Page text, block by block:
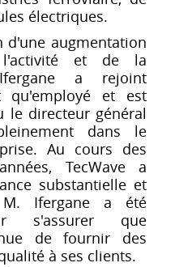
électriques.
d'une augmentation
l'activité et de la
a rejoint
qu'employé et est
le directeur général
dans le
Au cours des
TecWave a
substantielle et
Ifergane a été
s'assurer que
de fournir des
à ses clients.